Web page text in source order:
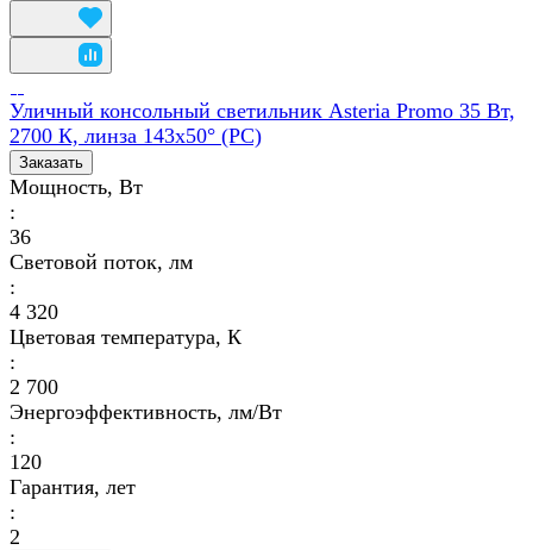
Уличный консольный светильник Asteria Promo 35 Вт,
2700 К, линза 143x50° (PC)
Заказать
Мощность, Вт
:
36
Световой поток, лм
:
4 320
Цветовая температура, К
:
2 700
Энергоэффективность, лм/Вт
:
120
Гарантия, лет
:
2